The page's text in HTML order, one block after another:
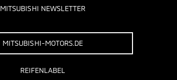
MITSUBISHI NEWSLETTER
MITSUBISHI-MOTORS.DE
REIFENLABEL